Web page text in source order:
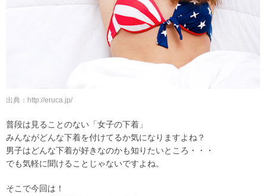
出典：http://eruca.jp/
普段は見ることのない「女子の下着」
みんながどんな下着を付けてるか気になりますよね？
男子はどんな下着が好きなのかも知りたいところ・・・
でも気軽に聞けることじゃないですよね。
そこで今回は！